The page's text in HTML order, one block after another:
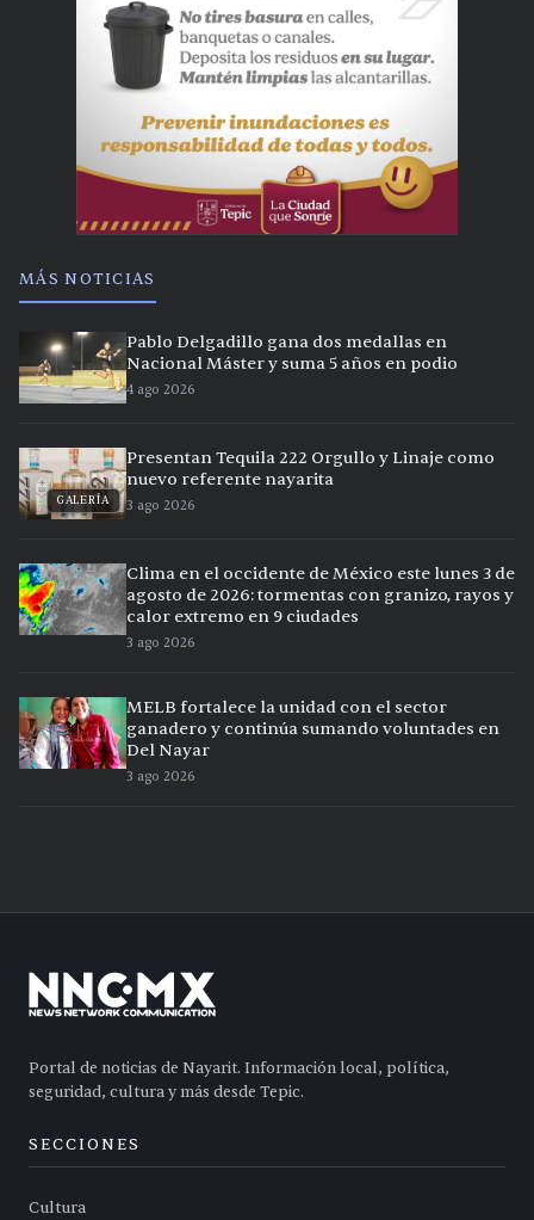
MÁS NOTICIAS
Pablo Delgadillo gana dos medallas en
Nacional Máster y suma 5 años en podio
4 ago 2026
GALERÍA
Presentan Tequila 222 Orgullo y Linaje como
nuevo referente nayarita
3 ago 2026
Clima en el occidente de México este lunes 3 de
agosto de 2026: tormentas con granizo, rayos y
calor extremo en 9 ciudades
3 ago 2026
MELB fortalece la unidad con el sector
ganadero y continúa sumando voluntades en
Del Nayar
3 ago 2026
Portal de noticias de Nayarit. Información local, política,
seguridad, cultura y más desde Tepic.
SECCIONES
Cultura